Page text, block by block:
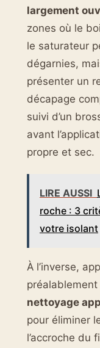
largement
zones où le
le saturateur
dégarnies,
présenter un
décapage
suivi d’un
avant
propre et sec.
LIRE AUSSI
roche : 3
votre isolant
À l’inverse,
nettoyage
pour éliminer
l’accroche du